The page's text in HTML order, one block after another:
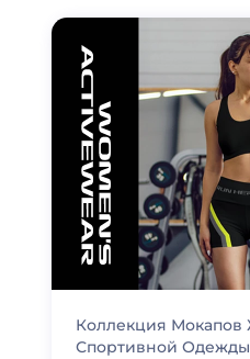
Коллекция Мокапов
Спортивной Одежды